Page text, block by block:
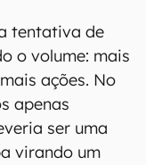
tentativa de
o volume: mais
ações. No
apenas
ser uma
virando um